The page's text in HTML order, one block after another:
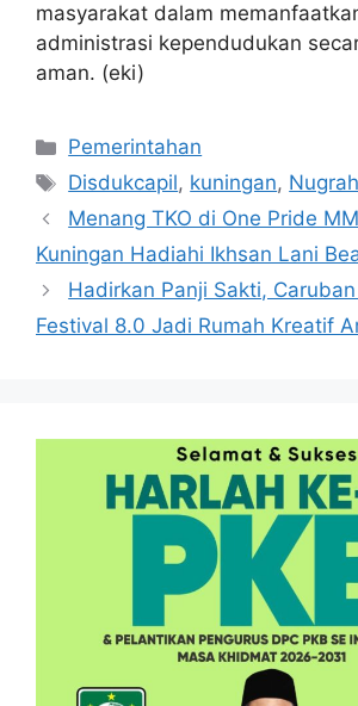
masyarakat dalam
administrasi kependudukan
aman. (eki)
Kategori
Pemerintahan
Tag
Disdukcapil, kuningan,
Menang TKO di One Pride
Kuningan Hadiahi Ikhsan Lani
Hadirkan Panji Sakti,
Festival 8.0 Jadi Rumah Kreatif